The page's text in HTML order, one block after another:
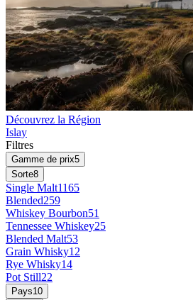
Découvrez la Région
Islay
Filtres
Gamme de prix5
Sorte8
Single Malt1165
Blended259
Whiskey Bourbon51
Tennessee Whiskey25
Blended Malt53
Grain Whisky12
Rye Whisky14
Pot Still22
Pays10